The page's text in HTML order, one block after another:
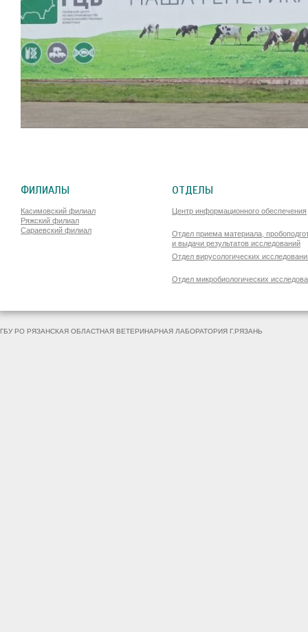
ФИЛИАЛЫ
Касимовский филиал
Ряжский филиал
Сараевский филиал
ОТДЕЛЫ
Центр информационного обеспечения
Отдел приема материала,
и выдачи результатов исследований
Отдел вирусологических
Отдел микробиологических
ГБУ РО РЯЗАНСКАЯ ОБЛАСТНАЯ ВЕТЕРИНАРНАЯ ЛАБОРАТОРИЯ Г.РЯЗАНЬ